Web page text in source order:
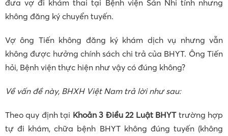
đưa vợ đi khám thai tại Bệnh viện Sản Nhi tỉnh nhưng
không đăng ký chuyển tuyến.
Vợ ông Tiến không đăng ký khám dịch vụ nhưng vẫn
không được hưởng chính sách chi trả của BHYT. Ông Tiến
hỏi, Bệnh viện thực hiện như vậy có đúng không?
Về vấn đề này, BHXH Việt Nam trả lời như sau:
Theo quy định tại Khoản 3 Điều 22 Luật BHYTtrường hợp
tự đi khám, chữa bệnh BHYT không đúng tuyến (không